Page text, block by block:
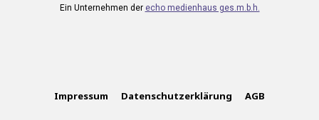
Ein Unternehmen der echo medienhaus ges.m.b.h.
Impressum Datenschutzerklärung AGB